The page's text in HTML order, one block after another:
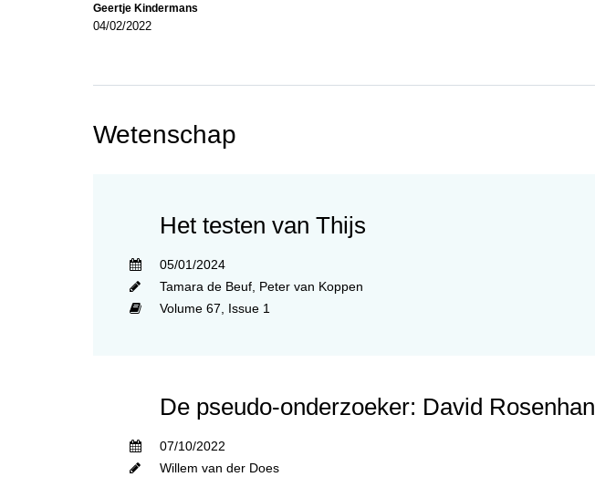
Geertje Kindermans
04/02/2022
Wetenschap
Het testen van Thijs
05/01/2024
Tamara de Beuf Peter van Koppen
Volume 67, Issue 1
De pseudo-onderzoeker: David Rosenhan
07/10/2022
Willem van der Does